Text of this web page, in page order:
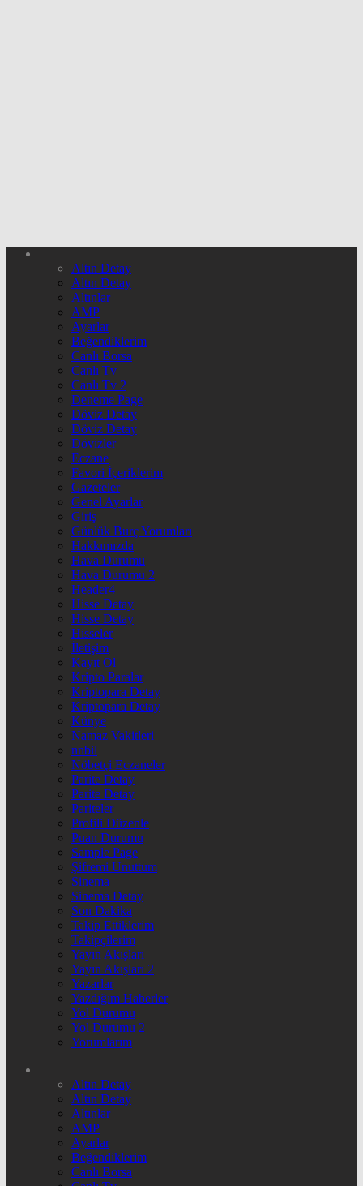
Altın Detay
Altın Detay
Altınlar
AMP
Ayarlar
Beğendiklerim
Canlı Borsa
Canlı Tv
Canlı Tv 2
Deneme Page
Döviz Detay
Döviz Detay
Dövizler
Eczane
Favori İçeriklerim
Gazeteler
Genel Ayarlar
Giriş
Günlük Burç Yorumları
Hakkımızda
Hava Durumu
Hava Durumu 2
Header4
Hisse Detay
Hisse Detay
Hisseler
İletişim
Kayıt Ol
Kripto Paralar
Kriptopara Detay
Kriptopara Detay
Künye
Namaz Vakitleri
nnbil
Nöbetçi Eczaneler
Parite Detay
Parite Detay
Pariteler
Profili Düzenle
Puan Durumu
Sample Page
Şifremi Unuttum
Sinema
Sinema Detay
Son Dakika
Takip Ettiklerim
Takipçilerim
Yayın Akışları
Yayın Akışları 2
Yazarlar
Yazdığım Haberler
Yol Durumu
Yol Durumu 2
Yorumlarım
Altın Detay
Altın Detay
Altınlar
AMP
Ayarlar
Beğendiklerim
Canlı Borsa